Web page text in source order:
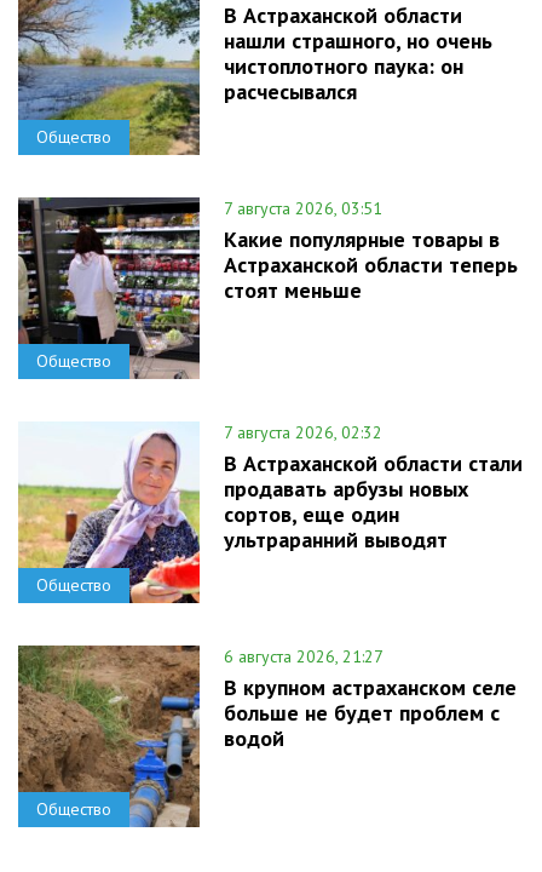
Общество
В Астраханской области
нашли страшного, но очень
чистоплотного паука: он
расчесывался
Общество
7 августа 2026, 03:51
Какие популярные товары в
Астраханской области теперь
стоят меньше
Общество
7 августа 2026, 02:32
В Астраханской области стали
продавать арбузы новых
сортов, еще один
ультраранний выводят
Общество
6 августа 2026, 21:27
В крупном астраханском селе
больше не будет проблем с
водой